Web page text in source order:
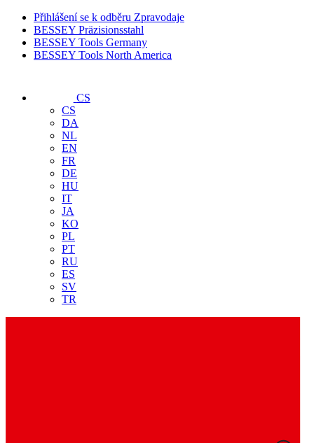
Přihlášení se k odběru Zpravodaje
BESSEY Präzisionsstahl
BESSEY Tools Germany
BESSEY Tools North America
CS
CS
DA
NL
EN
FR
DE
HU
IT
JA
KO
PL
PT
RU
ES
SV
TR